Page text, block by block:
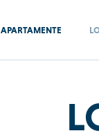
APARTAMENTE